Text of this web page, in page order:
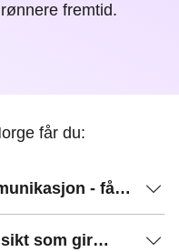
fremtid.
får du:
- få
som gir